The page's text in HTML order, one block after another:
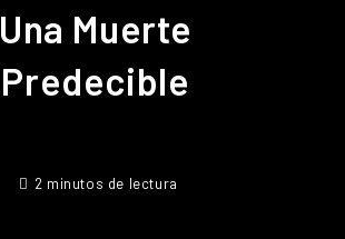
Una Muerte
Predecible
2 minutos de lectura